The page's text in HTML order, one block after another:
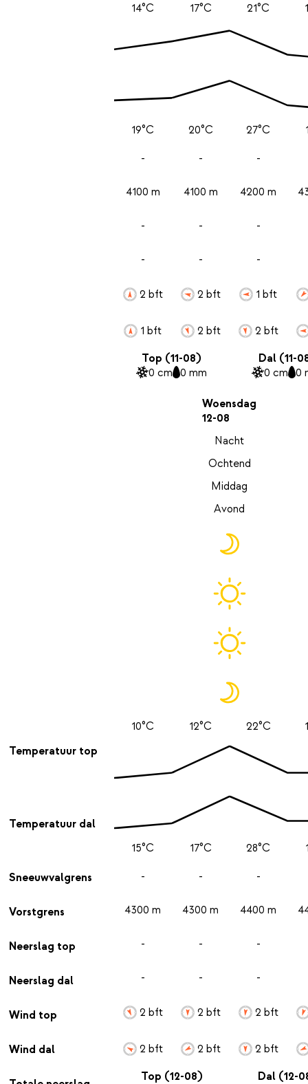
Temperatuur top
Temperatuur dal
Sneeuwvalgrens
Vorstgrens
Neerslag top
Neerslag dal
Wind top
Wind dal
14°C
19°C
-
4100 m
-
-
2 bft
1 bft
17°C
20°C
-
4100 m
-
-
2 bft
2 bft
21°C
27°C
-
4200 m
-
-
1 bft
2 bft
Top (11-08)
0 cm 0 mm
Dal (11-
0 cm 0
Woensdag
12-08
Nacht
Ochtend
Middag
Avond
10°C
15°C
-
4300 m
-
-
2 bft
2 bft
12°C
17°C
-
4300 m
-
-
2 bft
2 bft
22°C
28°C
-
4400 m
-
-
2 bft
2 bft
Top (12-08) Dal (12-